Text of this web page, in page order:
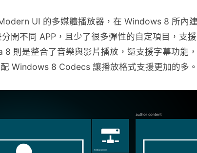
UI 的多媒體播放器，在 Windows 8 所內
開不同 APP，且少了很多彈性的自定項目，支
8 則是整合了音樂與影片播放，還支援字幕功能
Windows 8 Codecs 讓播放格式支援更加的多。